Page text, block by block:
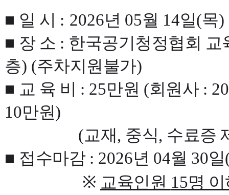
■ 일 시 : 2026년 05월 14일(목)
■ 장 소 : 한국공기청정협회
층) (주차지원불가)
■ 교 육 비 : 25만원 (회원사 : 20
10만원)
(교재, 중식, 수료증
■ 접수마감 : 2026년 04월 30일
※ 교육인원 15명